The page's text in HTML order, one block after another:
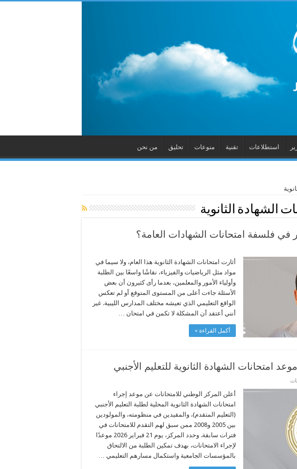
استطلاعات تقنية منوعات تحليق من نحن
الشهادة الثانوية
في فلسفة امتحانات الشهادات العامة؟
أثارت امتحانات الشهادة الثانوية هذا العام، ولا سيما في
مواد مثل الرياضيات والفيزياء، نقاشًا واسعًا بين الطلبة
وأولياء الأمور والمعلمين، بعدما رأى كثيرون أن بعض
الأسئلة جاءت أعلى من المستوى المتوقع أو لم تعكس
الواقع التعليمي الذي تعيشه مختلف المدارس الليبية. غير
أنني أعتقد أن المشكلة لا تكمن في امتحان …
أكمل القراءة »
امتحانات الشهادة الثانوية للتعليم الأجنبي
الشهادة
الثانوية
للتعليم
الأجنبي
مغلقة
أعلن المركز الوطني للامتحانات عن موعد إجراء
امتحانات الشهادة الثانوية المحلية لطلبة التعليم الأجنبي
(التعليم المتقدم)، والمقيدين في منظومته، والمولودين
بين 2005 و2008 ممن سبق لهم التقدم للامتحانات في
فترات سابقة. وحدد المركز، يوم 21 فبراير 2026 موعدًا
لإجراء الامتحانات، بهدف تمكين الطلبة من الالتحاق
بالمؤسسات الجامعية واستكمال مسارهم التعليمي …